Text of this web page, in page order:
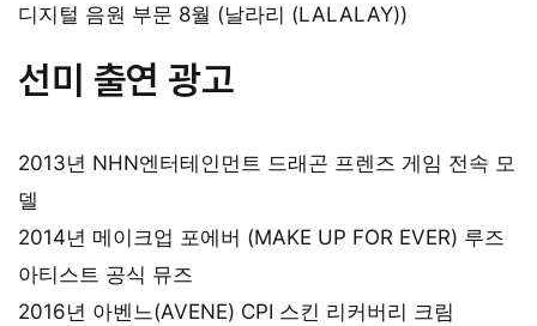
디지털 음원 부문 8월 (날라리 (LALALAY))
선미 출연 광고
2013년 NHN엔터테인먼트 드래곤 프렌즈 게임 전속 모
델
2014년 메이크업 포에버 (MAKE UP FOR EVER) 루즈
아티스트 공식 뮤즈
2016년 아벤느(AVENE) CPI 스킨 리커버리 크림